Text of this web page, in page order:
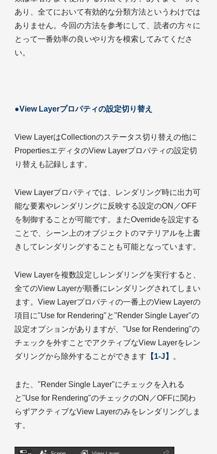
あり、全てにおいて有効的な分類方法というわけでは
ありません。今回の方法を参考にして、読者の方々に
とって一番効率の良いやり方を模索してみてくださ
い。
●View Layerプロパティの設定切り替え
View LayerはCollectionのステータス切り替えの他に
PropertiesエディタのView Layerプロパティの設定切
り替えも記録します。
View Layerプロパティでは、レンダリング時に出力可
能な要素やレンダリングに反映する設定のON／OFF
を制御することが可能です。またOverrideを設定する
ことで、シーン上のオブジェクトのマテリアルを上書
きしてレンダリングすることも可能となっています。
View Layerを複数設定しレンダリングを実行すると、
全てのView Layerが順番にレンダリングされてしまい
ます。View Layerプロパティの一番上のView Layerの
項目に"Use for Rendering"と"Render Single Layer"の
設定オプションがありますが、"Use for Rendering"の
チェックを外すことでアクティブなView Layerをレン
ダリングから除外することができます 【1-J】 。
また、"Render Single Layer"にチェックを入れる
と"Use for Rendering"のチェックのON／OFFに関わ
らずアクティブなView Layerのみをレンダリングしま
す。